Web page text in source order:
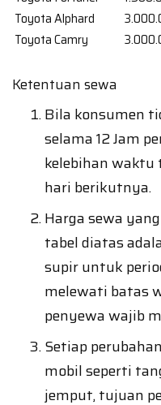
Toyota Alphard
Toyota Camry
Ketentuan sewa
Bila konsumen
selama 12 Jam
kelebihan waktu
hari berikutnya.
Harga sewa
tabel diatas
supir untuk
melewati batas
penyewa wajib
Setiap
mobil seperti
jemput, tujuan